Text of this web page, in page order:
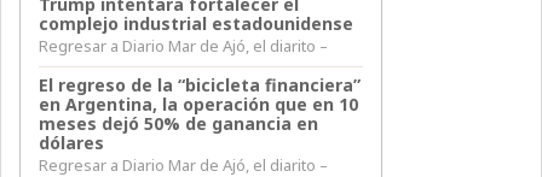
complejo industrial estadounidense
Regresar a Diario Mar de Ajó, el diarito –
El regreso de la “bicicleta financiera”
en Argentina, la operación que en 10
meses dejó 50% de ganancia en
dólares
Regresar a Diario Mar de Ajó, el diarito –